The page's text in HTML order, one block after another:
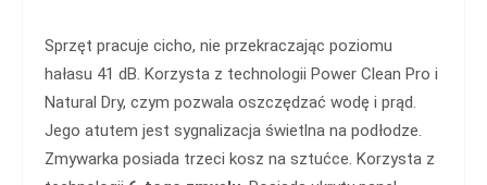
Sprzęt pracuje cicho, nie przekraczając poziomu
hałasu 41 dB. Korzysta z technologii Power Clean Pro i
Natural Dry, czym pozwala oszczędzać wodę i prąd.
Jego atutem jest sygnalizacja świetlna na podłodze.
Zmywarka posiada trzeci kosz na sztućce. Korzysta z